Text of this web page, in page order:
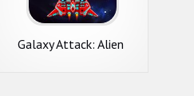
Galaxy Attack: Alien